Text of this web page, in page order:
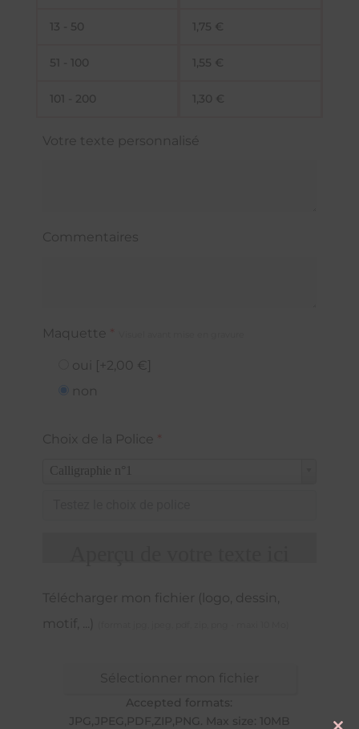
13 - 50
51 - 100
101 - 200
1,75 €
1,55 €
1,30 €
Votre texte personnalisé
Commentaires
Maquette
oui
[+2,00 €]
non
Choix de la Police
Calligraphie n°1
Télécharger mon fichier (logo, dessin,
motif, ...)
Sélectionner mon fichier
Accepted formats:
JPG,JPEG,PDF,ZIP,PNG. Max size: 10MB